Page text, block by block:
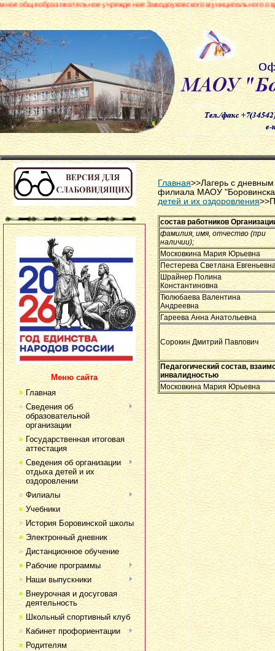
учреждение Заводоуковского муниципального округа
Меню сайта
Главная
Сведения об
образовательной
организации
Государственная итоговая
аттестация
Сведения об организации
отдыха детей и их
оздоровлении
Филиалы
Учебники
История Боровинской школы
Электронный дневник
Дистанционное обучение
Рабочие программы
Наши выпускники
Внеурочная и досуговая
деятельность
Школьный спортивный клуб
Кабинет профориентации
Родителям
Главная>>Лагерь с
филиала МАОУ
детей и их оздоровления
состав работников
фамилия, имя, отчество (при
наличии);
Московкина Мария Юрьевна
Пестерева Светлана
Шрайнер Полина
Константиновна
Тюлюбаева Валентина
Андреевна
Гареева Анна Анатольевна
Сорокин Дмитрий Павлович
Педагогический состав,
инвалидностью
Московкина Мария Юрьевна